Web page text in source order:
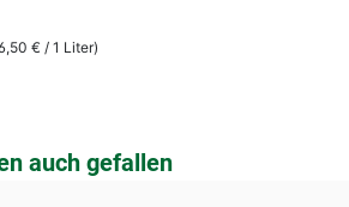
€ / 1 Liter)
auch gefallen